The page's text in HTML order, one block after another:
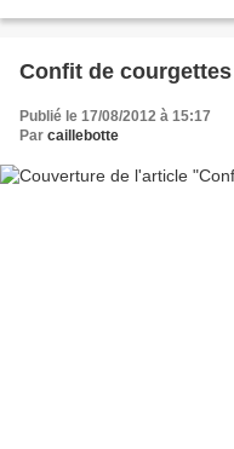
Confit de courgettes
Publié le 17/08/2012 à 15:17
Par caillebotte